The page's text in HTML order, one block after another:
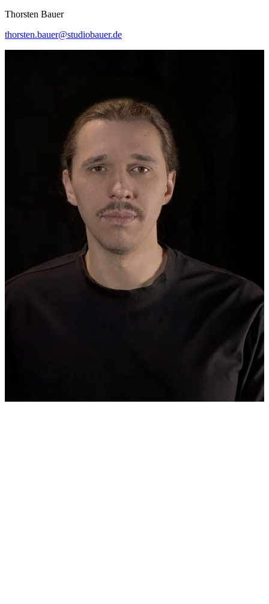
Thorsten Bauer
thorsten.bauer@studiobauer.de